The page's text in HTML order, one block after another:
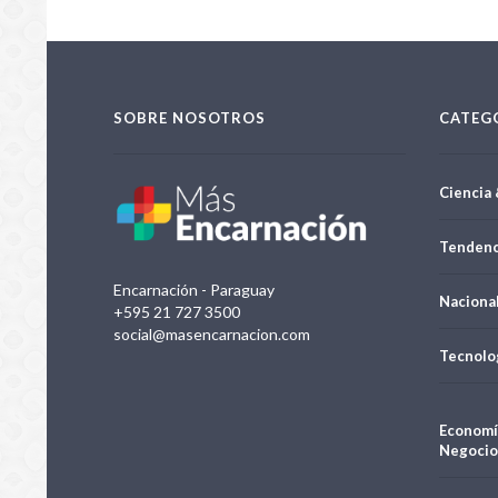
SOBRE NOSOTROS
Encarnación - Paraguay
+595 21 727 3500
social@masencarnacion.com
Ciencia